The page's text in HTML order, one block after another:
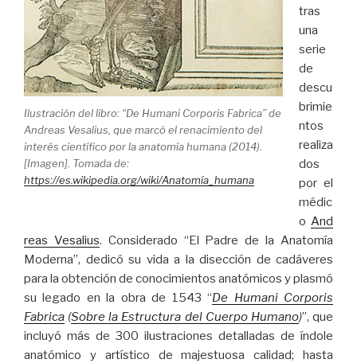
Ilustración del libro: “De Humani Corporis Fabrica” de
Andreas Vesalius, que marcó el renacimiento del
interés científico por la anatomía humana (2014).
[Imagen]. Tomada de:
https://es.wikipedia.org/wiki/Anatomía_humana
tras
una
serie
de
descu
brimie
ntos
realiza
dos
por el
médic
o And
reas Vesalius. Considerado “El Padre de la Anatomía
Moderna”, dedicó su vida a la disección de cadáveres
para la obtención de conocimientos anatómicos y plasmó
su legado en la obra de 1543 “De Humani Corporis
Fabrica (Sobre la Estructura del Cuerpo Humano)”, que
incluyó más de 300 ilustraciones detalladas de índole
anatómico y artístico de majestuosa calidad; hasta